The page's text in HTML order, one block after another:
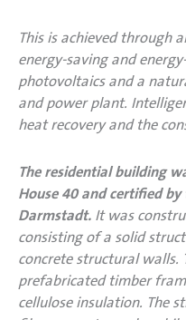
This is achieved through
energy-saving and
photovoltaics and a
and power plant.
heat recovery and the
The residential building
House 40 and certified
Darmstadt. It was
consisting of a solid
concrete structural walls.
prefabricated timber
cellulose insulation. The